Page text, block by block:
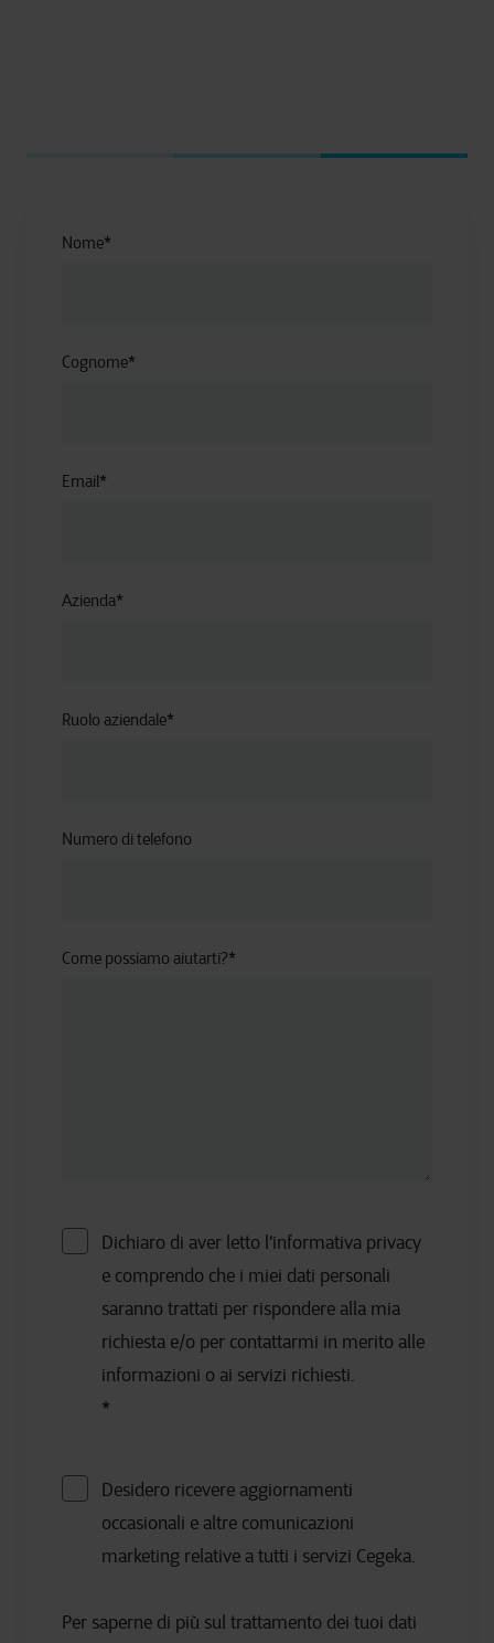
Nome*
Cognome*
Email*
Azienda*
Ruolo aziendale*
Numero di telefono
Come possiamo aiutarti?*
Dichiaro di aver letto l'informativa privacy
e comprendo che i miei dati personali
saranno trattati per rispondere alla mia
richiesta e/o per contattarmi in merito alle
informazioni o ai servizi richiesti.
*
Desidero ricevere aggiornamenti
occasionali e altre comunicazioni
marketing relative a tutti i servizi Cegeka.
Per saperne di più sul trattamento dei tuoi dati